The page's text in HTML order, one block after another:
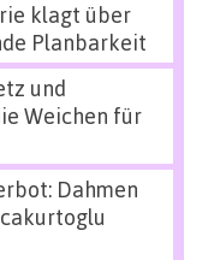
klagt über
Planbarkeit
und
Weichen für
Dahmen